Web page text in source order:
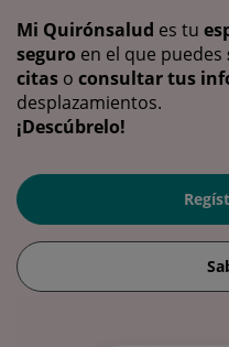
Mi Quirónsalud es tu
seguro en el que puedes
citas o consultar tus
desplazamientos.
¡Descúbrelo!